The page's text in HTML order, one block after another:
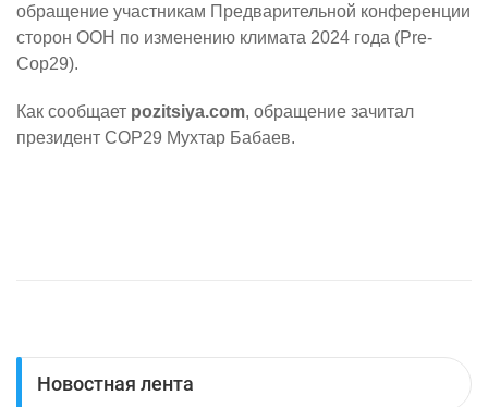
обращение участникам Предварительной конференции
сторон ООН по изменению климата 2024 года (Pre-
Cop29).
Как сообщает pozitsiya.com, обращение зачитал
президент COP29 Мухтар Бабаев.
Новостная лента